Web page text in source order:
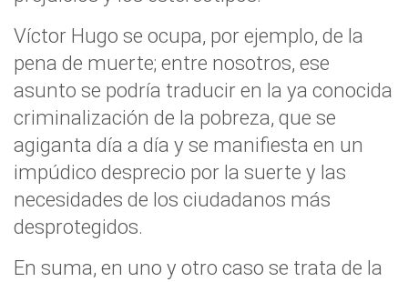
Víctor Hugo se ocupa, por ejemplo, de la
pena de muerte; entre nosotros, ese
asunto se podría traducir en la ya conocida
criminalización de la pobreza, que se
agiganta día a día y se manifiesta en un
impúdico desprecio por la suerte y las
necesidades de los ciudadanos más
desprotegidos.
En suma, en uno y otro caso se trata de la